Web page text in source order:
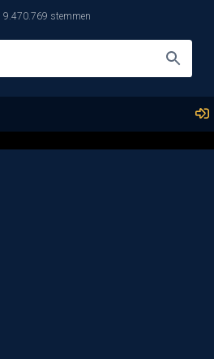
9.470.769 stemmen